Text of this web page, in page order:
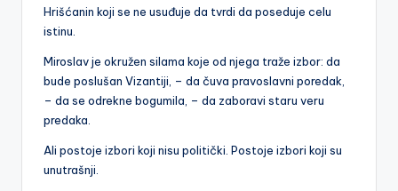
Hrišćanin koji se ne usuđuje da tvrdi da poseduje celu
istinu.
Miroslav je okružen silama koje od njega traže izbor: da
bude poslušan Vizantiji, – da čuva pravoslavni poredak,
– da se odrekne bogumila, – da zaboravi staru veru
predaka.
Ali postoje izbori koji nisu politički. Postoje izbori koji su
unutrašnji.